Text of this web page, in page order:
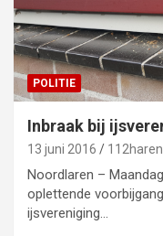
POLITIE
Inbraak bij
13 juni 2016 112haren
Noordlaren –
oplettende
ijsvereniging…